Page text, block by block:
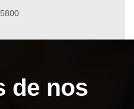
de nos